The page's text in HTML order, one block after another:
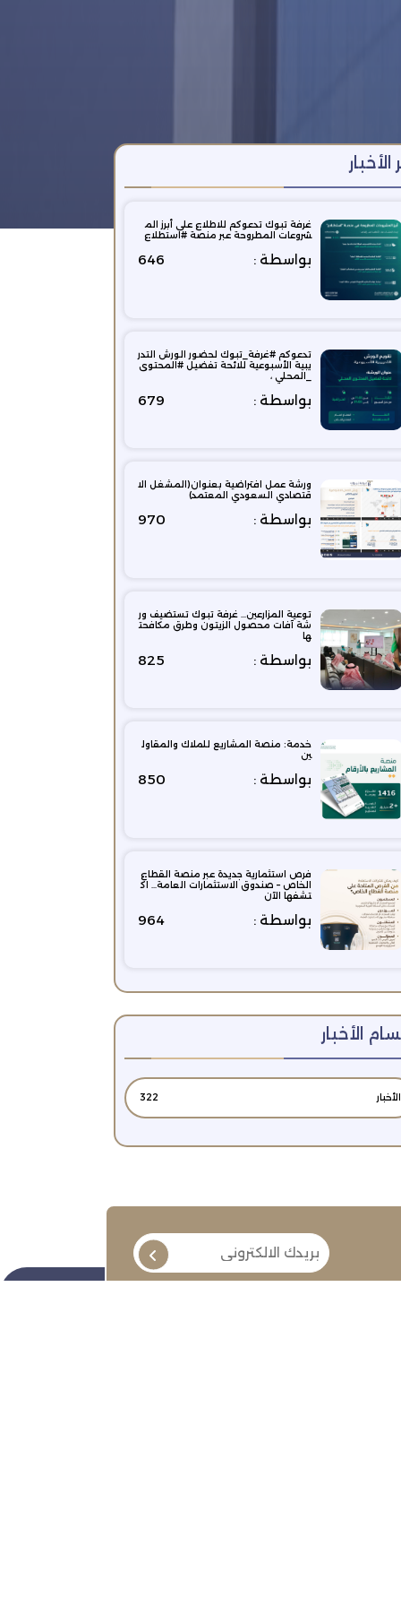
الأخبار
غرفة تبوك تدعوكم ‫للاطلاع على أبرز الم
شروعات المطروحة عبر منصة ‫#استطلاع
بواسطة : 646
تدعوكم #غرفة_تبوك لحضور الورش التدر
يبية الأسبوعية للائحة تفضيل #المحتوى
_المحلي ،
بواسطة : 679
ورشة عمل افتراضية بعنوان(المشغل الا
قتصادي السعودي المعتمد)
بواسطة : 970
توعية المزارعين… غرفة تبوك تستضيف ور
شة آفات محصول الزيتون وطرق مكافحت
ها
بواسطة : 825
خدمة: منصة المشاريع للملاك والمقاول
ين
بواسطة : 850
فرص استثمارية جديدة عبر منصة القطاع
الخاص – صندوق الاستثمارات العامة… اك
تشفها الآن
بواسطة : 964
الأخبار
الأخبار 322